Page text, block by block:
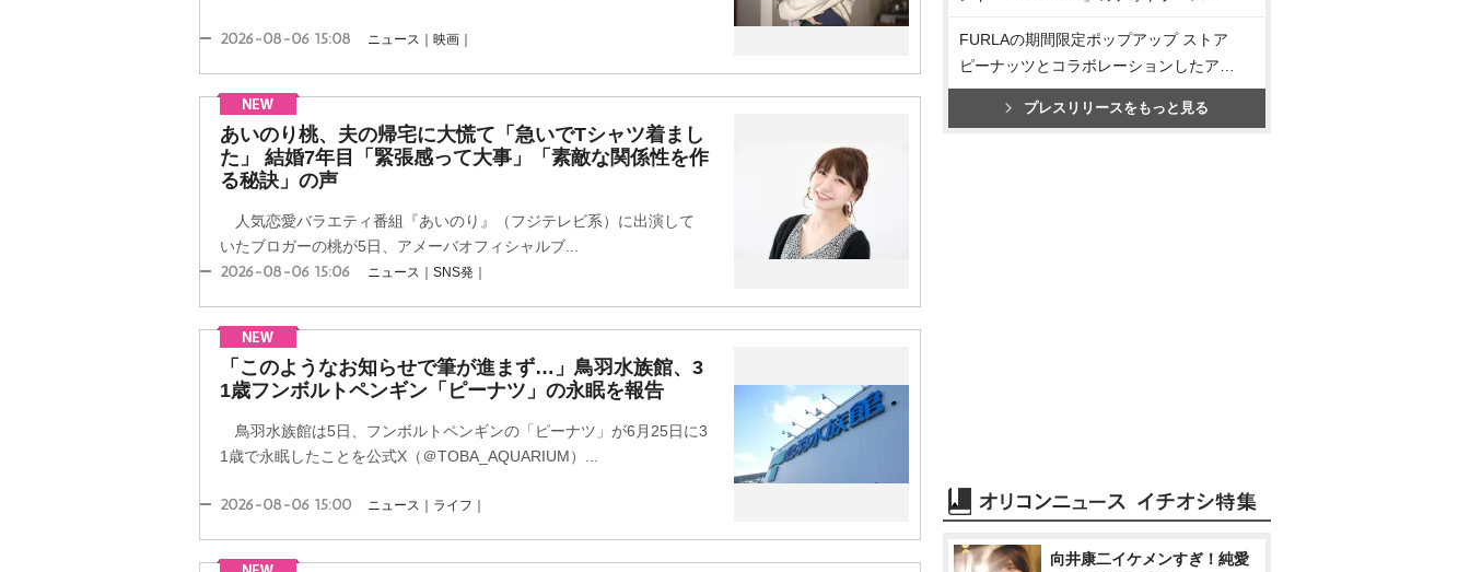
2026-08-06 15:08 ニュース｜映画｜
あいのり桃、夫の帰宅に大慌て「急いでTシャツ着まし
た」 結婚7年目「緊張感って大事」「素敵な関係性を作
る秘訣」の声
人気恋愛バラエティ番組『あいのり』（フジテレビ系）に出演して
いたブロガーの桃が5日、アメーバオフィシャルブ...
2026-08-06 15:06 ニュース｜SNS発｜
「このようなお知らせで筆が進まず…」鳥羽水族館、3
1歳フンボルトペンギン「ピーナツ」の永眠を報告
鳥羽水族館は5日、フンボルトペンギンの「ピーナツ」が6月25日に3
1歳で永眠したことを公式X（＠TOBA_AQUARIUM）...
2026-08-06 15:00 ニュース｜ライフ｜
FURLAの期間限定ポップアップ ストア
ピーナッツとコラボレーションしたア…
プレスリリースをもっと見る
向井康二イケメンすぎ！純愛